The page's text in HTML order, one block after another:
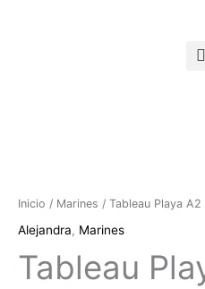
Inicio / Marines / Tableau Playa A2
Alejandra, Marines
Tableau